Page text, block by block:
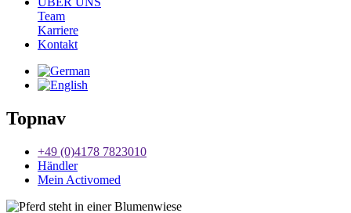
Team
Karriere
Kontakt
Topnav
+49 (0)4178 7823010
Händler
Mein Activomed